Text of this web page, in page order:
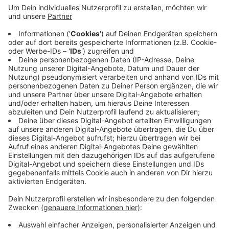
Unter anderem wegen einiger Verletzungen habe
Hannes Wolf bei Borussia nie die Rolle spielen können,
die man sich gewünscht habe, heißt es von Borussias
Geschäftsführer Sport Roland Virkus. Wolf war 2020
von RB Leipzig zur Borussia gekommen - zunächst auf
Leihbasis. 2021 wurde er dann dann fest verpflichtet.
Anzeige
Anzeige